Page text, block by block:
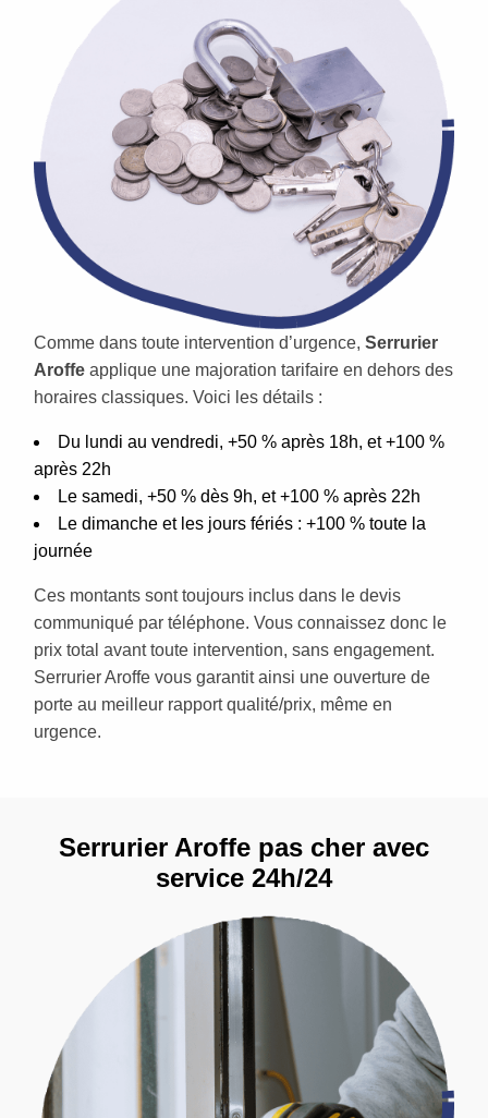
Comme dans toute intervention d’urgence, Serrurier
Aroffe applique une majoration tarifaire en dehors des
horaires classiques. Voici les détails :
Du lundi au vendredi, +50 % après 18h, et +100 %
après 22h
Le samedi, +50 % dès 9h, et +100 % après 22h
Le dimanche et les jours fériés : +100 % toute la
journée
Ces montants sont toujours inclus dans le devis
communiqué par téléphone. Vous connaissez donc le
prix total avant toute intervention, sans engagement.
Serrurier Aroffe vous garantit ainsi une ouverture de
porte au meilleur rapport qualité/prix, même en
urgence.
Serrurier Aroffe pas cher avec
service 24h/24